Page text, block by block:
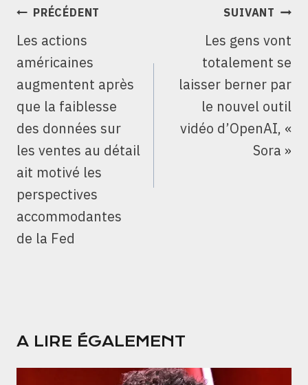
NAVIGATION
L’ARTICLE
PRÉCÉDENT
Les actions
américaines
augmentent après
que la faiblesse
des données sur
les ventes au détail
ait motivé les
perspectives
accommodantes
de la Fed
SUIVANT
Les gens vont
totalement se
laisser berner par
le nouvel outil
vidéo d’OpenAI, «
Sora »
A LIRE ÉGALEMENT